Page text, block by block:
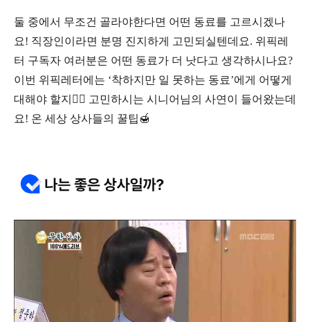
둘 중에서 무조건 골라야한다면 어떤 동료를 고르시겠나
요! 직장인이라면 분명 진지하게 고민되실텐데요. 위픽레
터 구독자 여러분은 어떤 동료가 더 낫다고 생각하시나요?
이번 위픽레터에는 ‘착하지만 일 못하는 동료’에게 어떻게
대해야 할지🤷‍♀️ 고민하시는 시니어님의 사연이 들어왔는데
요! 온 세상 상사들의 꿀팁🍯